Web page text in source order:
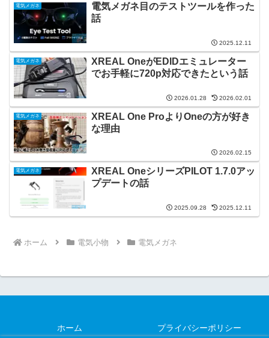
電気メガネ
電気メガネ目のテストツールを作った
話
2025.12.11
電気メガネ
XREAL OneがEDIDエミュレーター
でお手軽に720p対応できたという話
2026.01.28 2026.02.01
電気メガネ
XREAL One ProよりOneの方が好き
な理由
2026.02.15
電気メガネ
XREAL OneシリーズPILOT 1.7.0アッ
プデートの話
2025.09.28 2025.12.11
ホーム 電気小物 電気メガネ
ホーム プライバシーポリシー